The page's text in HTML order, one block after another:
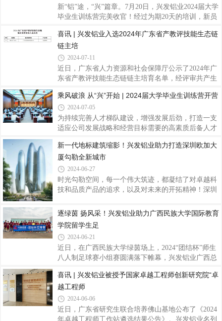
能源汽车用轻量化铝合金的背景及市场，系统解读了
7005铝合金热变形行为研究，深入剖析了挤压模拟及
7005铝合金的淬火敏感性研究，探讨了时效对7005铝
合金组织性能的影响。专家们认真聆听了李承波
新“铝”途，“兴”篇章。7月20日，兴发铝业2024届大学
毕业生训练营完美收官！经过为期20天的培训，新员
的了解，更在心态和思维上逐渐适应了职场的要求。
他们从青涩的学子蜕变成了充满朝气和活力的职场新
人，为兴发的蓬勃发展注入了强大的新动力。在培训
期间，我们不仅注重个人技能的提升，更重视团队协
作与知识共享。7月20日上午，我们举办了2024届大
思，进一步巩固培训成果，激发人才潜能。各小组代
表精心准备，围绕“基层”、“技术”、“
喜讯 | 兴发铝业入选2024年广东省产教评技能生态链
链主培
2024-07-11
近日，广东省人力资源和社会保障厅公示了2024年广
东省产教评技能生态链链主培育名单，经评审共产生
行业龙头企业，入选链主培育单位名单。“产教评”融
合发展助力产业集群高质量围绕广东省战略性产业，
通过“龙头企业出标准、出岗位、出师傅，院校出学
生、出教师、出教学资源，政府出政策、出资金、出
生和教学资源为基础、以职业技能等级评价为纽带
的“产教评”融合发展的产业技能生态链，推动实施学
生学徒制、“技培生”用培融合、企业自主评
乘风破浪 从“兴”开始 | 2024届大学毕业生训练营开营
2024-07-05
为持续完善人才梯队建设，增强发展后劲，打造一支
适应公司发展战略和经营目标需要的高素质后备人才
76名来自全国不同高校的优秀学子将在兴发铝业这片
热土开启从校园到职场的蜕变之旅。开营仪式上，兴
发铝业党委委员、副总经理刘允棠围绕培训体系、导
师带领、项目实践等核心内容，深刻阐述了此次培训
项目的意义，加深了新员工们对集团人才战略部署的
他期望新员工们在公司“客户为本、品质为纲
新一代地标建筑缩影！兴发铝业助力打造深圳欧加大
厦勾勒全新城市
2024-06-27
时光勾勒空间，每一个伟大筑迹，都凝结了对卓越科
技和品质产品的追求，以及对未来的开拓精神！深圳
湾超级总部基地，项目总建筑面积约24.8万平方米，
其附属裙楼组成，是集办公、餐厅、商业、文化设施
于一体的组合式摩天大楼，建成后将成为OPPO全球
领导力中心、创新中心及营销中心，助力OPPO立足
深圳、面向全球，在聚集城市高端专业人才等方面具
圈”的超级偶像！作为深圳湾超级总部基地片区的标
志
逐绿茵 扬风采！兴发铝业助力广西民族大学国际教育
学院留学生足
2024-06-21
近日，在广西民族大学绿茵场上，2024“团结杯”师生
八人制足球赛小组赛圆满落下帷幕，兴发铝业广西总
力和团队协作能力，雄踞该校相思湖校区公开组第一
名。足球作为一项世界性的运动，它不仅仅是一项运
动，更是一种精神、一种文化。广西民族大学有着浓
厚的校园足球氛围，近年来大学参与的足球项目比赛
更是成绩斐然。广西民族大学2024“团结杯”师生八人
喜讯 | 兴发铝业被授予国家卓越工程师创新研究院“卓
越工程师
2024-06-06
近日，广东省研究生联合培养佛山基地公布了《2024
年卓越工程师工作站遴选结果公告》。兴发铝业名列